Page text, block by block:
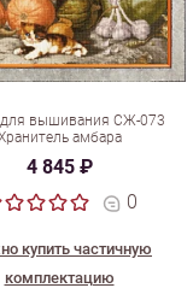
вышивания СЖ-073
амбара
4 845 ₽
0
купить частичную
комплектацию